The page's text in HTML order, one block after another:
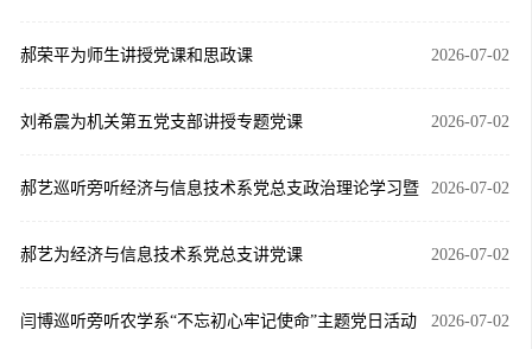
2026-07-02
郝荣平为师生讲授党课和思政课
2026-07-02
刘希震为机关第五党支部讲授专题党课
2026-07-02
郝艺巡听旁听经济与信息技术系党总支政治理论学习暨
“书记共读一本书”活动
2026-07-02
郝艺为经济与信息技术系党总支讲党课
2026-07-02
闫博巡听旁听农学系“不忘初心牢记使命”主题党日活动